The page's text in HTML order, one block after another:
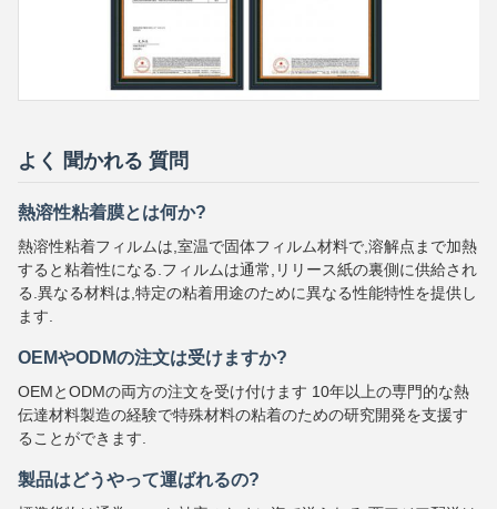
よく 聞かれる 質問
熱溶性粘着膜とは何か?
熱溶性粘着フィルムは,室温で固体フィルム材料で,溶解点まで加熱
すると粘着性になる.フィルムは通常,リリース紙の裏側に供給され
る.異なる材料は,特定の粘着用途のために異なる性能特性を提供し
ます.
OEMやODMの注文は受けますか?
OEMとODMの両方の注文を受け付けます 10年以上の専門的な熱
伝達材料製造の経験で特殊材料の粘着のための研究開発を支援す
ることができます.
製品はどうやって運ばれるの?